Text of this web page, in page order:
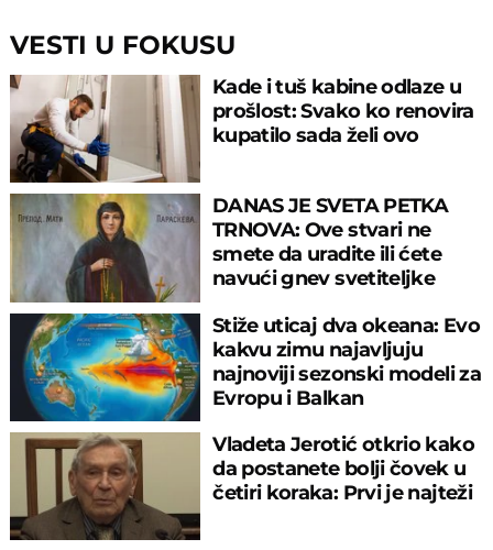
VESTI U FOKUSU
Kade i tuš kabine odlaze u
prošlost: Svako ko renovira
kupatilo sada želi ovo
DANAS JE SVETA PETKA
TRNOVA: Ove stvari ne
smete da uradite ili ćete
navući gnev svetiteljke
Stiže uticaj dva okeana: Evo
kakvu zimu najavljuju
najnoviji sezonski modeli za
Evropu i Balkan
Vladeta Jerotić otkrio kako
da postanete bolji čovek u
četiri koraka: Prvi je najteži